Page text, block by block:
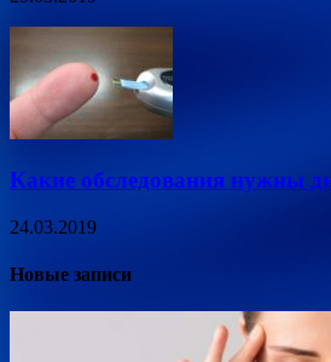
Какие обследования нужны
24.03.2019
Новые записи